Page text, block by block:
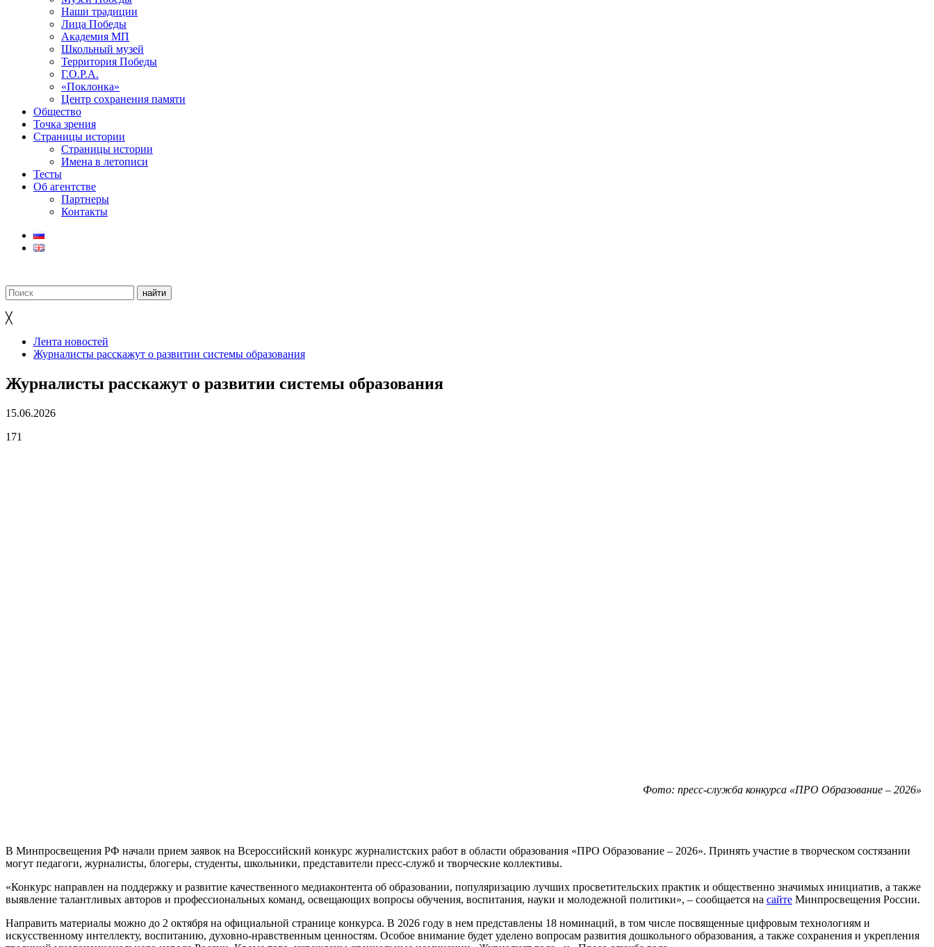
Наши традиции
Лица Победы
Академия МП
Школьный музей
Территория Победы
Г.О.Р.А.
«Поклонка»
Центр сохранения памяти
Общество
Точка зрения
Страницы истории
Страницы истории
Имена в летописи
Тесты
Об агентстве
Партнеры
Контакты
╳
Лента новостей
Журналисты расскажут о развитии системы образования
Журналисты расскажут о развитии системы образования
15.06.2026
171
Фото: пресс-служба конкурса «ПРО Образование – 2026»
В Минпросвещения РФ начали прием заявок на Всероссийский конкурс журналистских работ в области образования «ПРО Образование – 2026». Принять участие в творческом состязании
могут педагоги, журналисты, блогеры, студенты, школьники, представители пресс-служб и творческие коллективы.
«Конкурс направлен на поддержку и развитие качественного медиаконтента об образовании, популяризацию лучших просветительских практик и общественно значимых инициатив, а также
выявление талантливых авторов и профессиональных команд, освещающих вопросы обучения, воспитания, науки и молодежной политики», – сообщается на сайте Минпросвещения России.
Направить материалы можно до 2 октября на официальной странице конкурса. В 2026 году в нем представлены 18 номинаций, в том числе посвященные цифровым технологиям и
искусственному интеллекту, воспитанию, духовно-нравственным ценностям. Особое внимание будет уделено вопросам развития дошкольного образования, а также сохранения и укрепления